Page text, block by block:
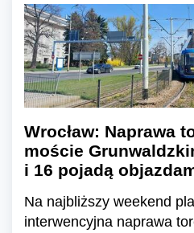
Wrocław: Naprawa
moście
i 16 pojadą
Na najbliższy weekend
interwencyjna naprawa